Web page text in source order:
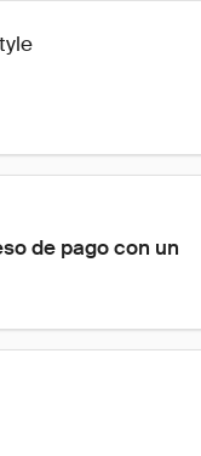
de pago con un